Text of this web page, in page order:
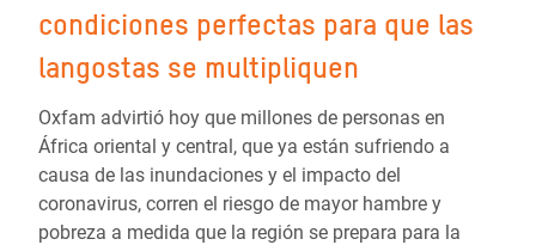
condiciones perfectas para que las
langostas se multipliquen
Oxfam advirtió hoy que millones de personas en
África oriental y central, que ya están sufriendo a
causa de las inundaciones y el impacto del
coronavirus, corren el riesgo de mayor hambre y
pobreza a medida que la región se prepara para la